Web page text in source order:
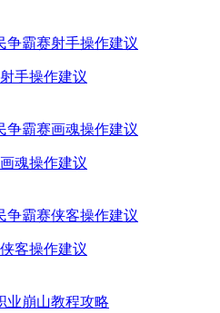
手操作建议
魂操作建议
客操作建议